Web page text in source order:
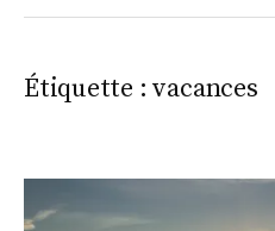
Étiquette :vacances